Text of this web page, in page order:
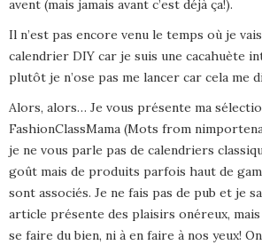
avent (mais jamais avant c’est déjà ça!).
Il n’est pas encore venu le temps où je
calendrier DIY car je suis une cacahuète
plutôt je n’ose pas me lancer car cela me
Alors, alors… Je vous présente ma
FashionClassMama (Mots from
je ne vous parle pas de calendriers
goût mais de produits parfois haut de
sont associés. Je ne fais pas de pub et je
article présente des plaisirs onéreux, mais
se faire du bien, ni à en faire à nos yeux!